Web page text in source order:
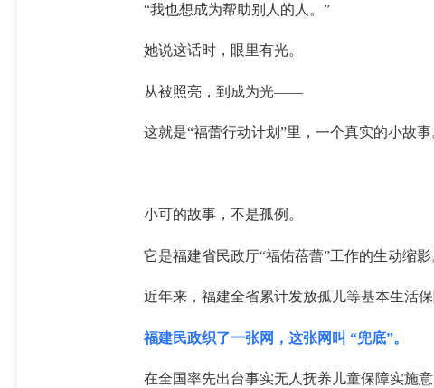
“我也想成为帮助别人的人。”
她说这话时，眼里有光。
从被照亮，到成为光——
这就是“福蕾行动计划”里，一个真实的小故事
小可的故事，不是孤例。
它是福建省民政厅“福佑蓓蕾”工作的生动缩影
近年来，福建全省累计发放孤儿等基本生活
福建民政织了一张网，这张网叫 “兜底”。
在全国率先出台事实无人抚养儿童保障实施意